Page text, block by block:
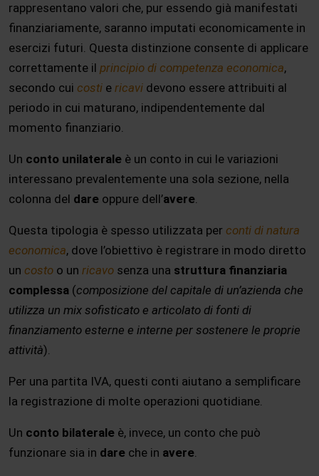
rappresentano valori che, pur essendo già manifestati
finanziariamente, saranno imputati economicamente in
esercizi futuri. Questa distinzione consente di applicare
correttamente il principio di competenza economica,
secondo cui costi e ricavi devono essere attribuiti al
periodo in cui maturano, indipendentemente dal
momento finanziario.
Un conto unilaterale è un conto in cui le variazioni
interessano prevalentemente una sola sezione, nella
colonna del dare oppure dell’avere.
Questa tipologia è spesso utilizzata per conti di natura
economica, dove l’obiettivo è registrare in modo diretto
un costo o un ricavo senza una struttura finanziaria
complessa (composizione del capitale di un’azienda che
utilizza un mix sofisticato e articolato di fonti di
finanziamento esterne e interne per sostenere le proprie
attività).
Per una partita IVA, questi conti aiutano a semplificare
la registrazione di molte operazioni quotidiane.
Un conto bilaterale è, invece, un conto che può
funzionare sia in dare che in avere.